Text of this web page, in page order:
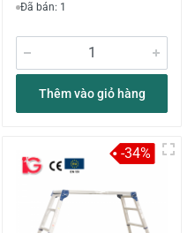
Đã bán: 1
Thêm vào giỏ hàng
-34%